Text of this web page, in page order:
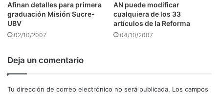
Afinan detalles para primera
graduación Misión Sucre-
UBV
02/10/2007
AN puede modificar
cualquiera de los 33
artículos de la Reforma
04/10/2007
Deja un comentario
Tu dirección de correo electrónico no será publicada. Los campos